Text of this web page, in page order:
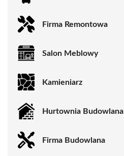
Firma Remontowa
Salon Meblowy
Kamieniarz
Hurtownia Budowlana
Firma Budowlana